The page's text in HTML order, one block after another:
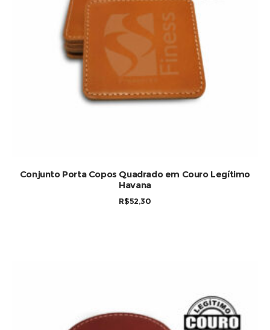
Conjunto Porta Copos Quadrado em Couro Legítimo
Havana
R$52,30